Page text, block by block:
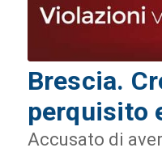
Brescia.
perquisito
Accusato di